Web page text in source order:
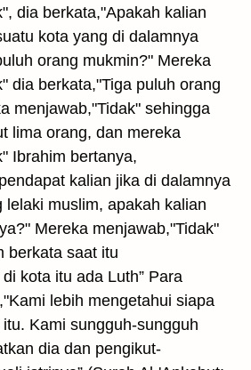
dia berkata,"Apakah kalian
kota yang di dalamnya
orang mukmin?" Mereka
dia berkata,"Tiga puluh orang
menjawab,"Tidak" sehingga
lima orang, dan mereka
Ibrahim bertanya,
kalian jika di dalamnya
lelaki muslim, apakah kalian
Mereka menjawab,"Tidak"
berkata saat itu
kota itu ada Luth” Para
lebih mengetahui siapa
Kami sungguh-sungguh
dia dan pengikut-